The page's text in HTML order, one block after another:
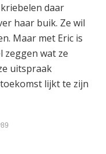
daar
haar buik. Ze wil
Maar met Eric is
zeggen wat ze
uitspraak
lijkt te zijn